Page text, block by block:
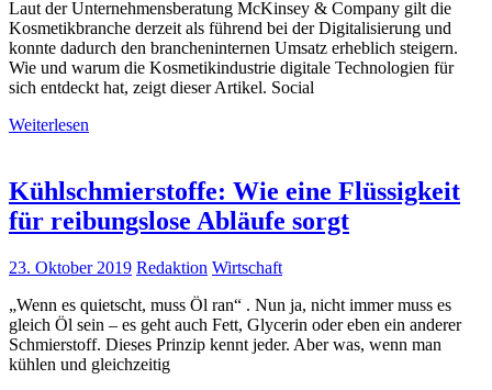
Laut der Unternehmensberatung McKinsey & Company gilt die
Kosmetikbranche derzeit als führend bei der Digitalisierung und
konnte dadurch den brancheninternen Umsatz erheblich steigern.
Wie und warum die Kosmetikindustrie digitale Technologien für
sich entdeckt hat, zeigt dieser Artikel. Social
Weiterlesen
Kühlschmierstoffe: Wie eine Flüssigkeit
für reibungslose Abläufe sorgt
23. Oktober 2019 Redaktion Wirtschaft
„Wenn es quietscht, muss Öl ran“ . Nun ja, nicht immer muss es
gleich Öl sein – es geht auch Fett, Glycerin oder eben ein anderer
Schmierstoff. Dieses Prinzip kennt jeder. Aber was, wenn man
kühlen und gleichzeitig